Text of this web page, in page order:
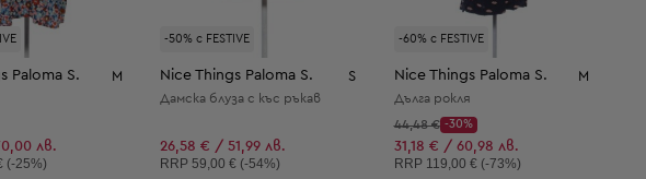
Paloma S. M
лв.
цена:
(-25%)
-50% с FESTIVE
Nice Things Paloma S. S
Дамска блуза с къс ръкав
26,58 € / 51,99 лв.
Препоръчителна цена:
RRP59,00 € (-54%)
-60% с FESTIVE
Nice Things Paloma S. M
Дълга рокля
Начална цена:
44,48 €
Discount Price:
-30%
Намалена цена:
31,18 € / 60,98 лв.
Препоръчителна цена:
RRP 119,00 € (-73%)